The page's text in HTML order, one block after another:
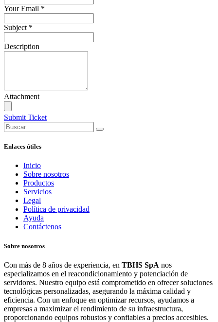
Your Email *
Subject *
Description
Attachment
Submit Ticket
Enlaces útiles
Inicio
Sobre nosotros
Productos
Servicios
Legal
Política de privacidad
Ayuda
Contáctenos
Sobre nosotros
Con más de 8 años de experiencia, en TBHS SpA nos
especializamos en el reacondicionamiento y potenciación de
servidores. Nuestro equipo está comprometido en ofrecer soluciones
tecnológicas personalizadas, asegurando la máxima calidad y
eficiencia. Con un enfoque en optimizar recursos, ayudamos a
empresas a maximizar el rendimiento de su infraestructura,
proporcionando equipos robustos y confiables a precios accesibles.